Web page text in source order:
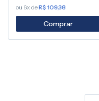
ou 6x deR$ 109,38
Comprar